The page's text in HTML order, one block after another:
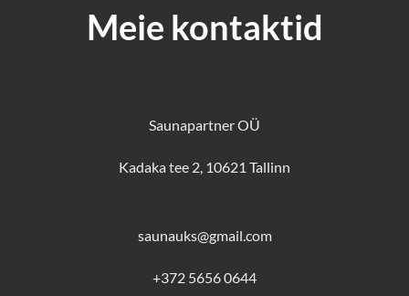
Meie kontaktid
Saunapartner OÜ
Kadaka tee 2, 10621 Tallinn
saunauks@gmail.com
+372 5656 0644